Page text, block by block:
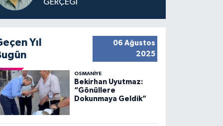
GERÇEĞİ
Yıl
06 Ağustos
2025
OSMANIYE
Bekirhan Uyutmaz:
“Gönüllere
Dokunmaya Geldik”